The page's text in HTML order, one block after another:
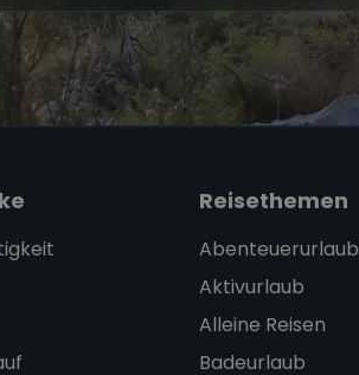
Reisethemen
Abenteuerurlaub
Aktivurlaub
Alleine Reisen
Badeurlaub